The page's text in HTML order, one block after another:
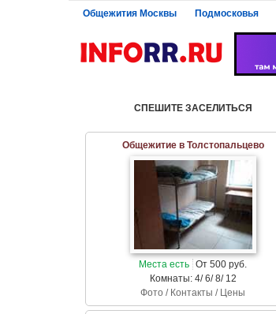
Общежития Москвы Подмосковья
СПЕШИТЕ ЗАСЕЛИТЬСЯ
Общежитие в Толстопальцево
Места есть От 500 руб.
Комнаты: 4/ 6/ 8/ 12
Фото / Контакты / Цены